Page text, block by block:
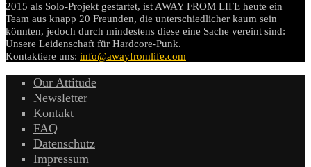
2015 als Solo-Projekt gestartet, ist AWAY FROM LIFE heute ein
Team aus knapp 20 Freunden, die unterschiedlicher kaum sein
könnten, jedoch durch mindestens diese eine Sache vereint sind:
Unsere Leidenschaft für Hardcore-Punk.
Kontaktiere uns: info@awayfromlife.com
Our Attitude
Newsletter
Kontakt
FAQ
Datenschutz
Impressum